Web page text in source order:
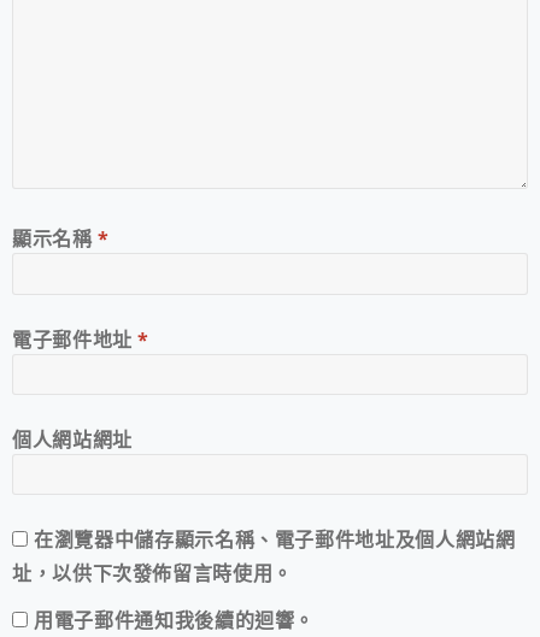
顯示名稱*
電子郵件地址*
個人網站網址
在瀏覽器中儲存顯示名稱、電子郵件地址及個人網站網
址，以供下次發佈留言時使用。
用電子郵件通知我後續的迴響。